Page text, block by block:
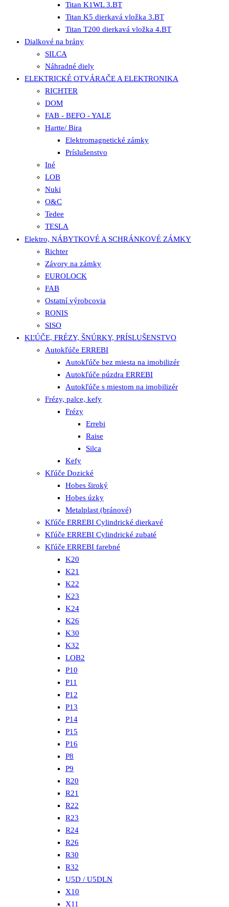
Titan K1WL 3.BT
Titan K5 dierkavá vložka 3.BT
Titan T200 dierkavá vložka 4.BT
Dialkové na brány
SILCA
Náhradné diely
ELEKTRICKÉ OTVÁRAČE A ELEKTRONIKA
RICHTER
DOM
FAB - BEFO - YALE
Hartte/ Bira
Elektromagnetické zámky
Príslušenstvo
Iné
LOB
Nuki
O&C
Tedee
TESLA
Elektro, NÁBYTKOVÉ A SCHRÁNKOVÉ ZÁMKY
Richter
Závory na zámky
EUROLOCK
FAB
Ostatní výrobcovia
RONIS
SISO
KĽÚČE, FRÉZY, ŠNÚRKY, PRÍSLUŠENSTVO
Autokľúče ERREBI
Autokľúče bez miesta na imobilizér
Autokľúče púzdra ERREBI
Autokľúče s miestom na imobilizér
Frézy, palce, kefy
Frézy
Errebi
Raise
Silca
Kefy
Kľúče Dozické
Hobes široký
Hobes úzky
Metalplast (bránové)
Kľúče ERREBI Cylindrické dierkavé
Kľúče ERREBI Cylindrické zubaté
Kľúče ERREBI farebné
K20
K21
K22
K23
K24
K26
K30
K32
LOB2
P10
P11
P12
P13
P14
P15
P16
P8
P9
R20
R21
R22
R23
R24
R26
R30
R32
U5D / U5DLN
X10
X11